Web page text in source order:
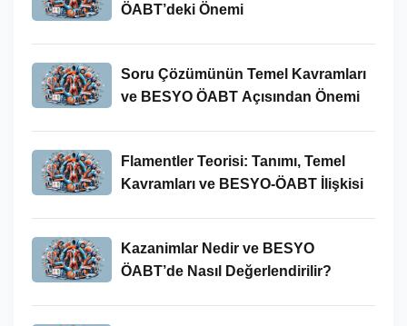
ÖABT’deki Önemi
Soru Çözümünün Temel Kavramları
ve BESYO ÖABT Açısından Önemi
Flamentler Teorisi: Tanımı, Temel
Kavramları ve BESYO-ÖABT İlişkisi
Kazanimlar Nedir ve BESYO
ÖABT’de Nasıl Değerlendirilir?